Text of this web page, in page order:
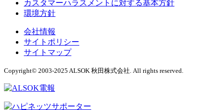
カスタマーハラスメントに対する基本方針
環境方針
会社情報
サイトポリシー
サイトマップ
Copyright© 2003-2025 ALSOK 秋田株式会社. All rights reserved.